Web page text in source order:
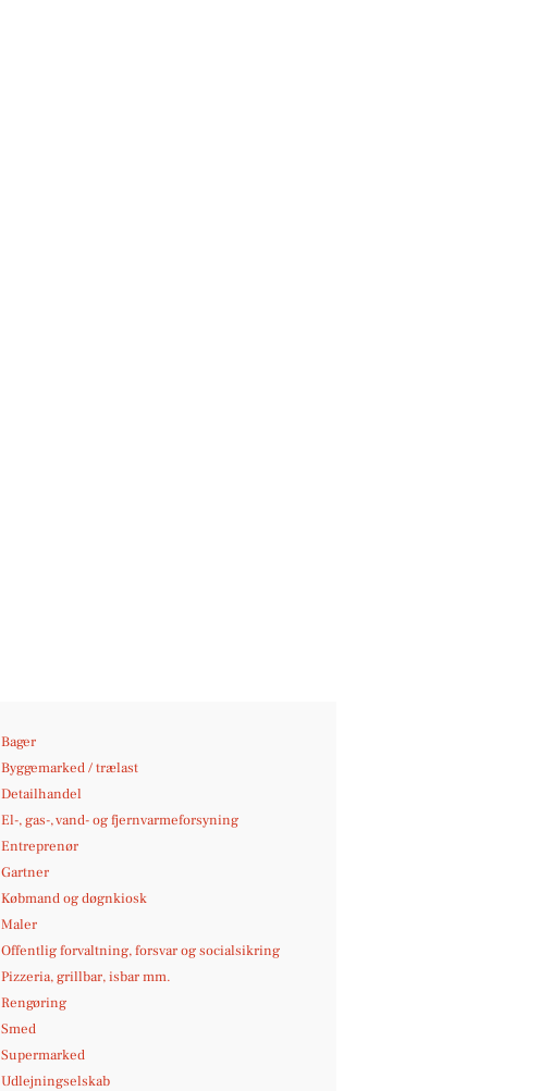
Bager
Byggemarked / trælast
Detailhandel
El-, gas-, vand- og fjernvarmeforsyning
Entreprenør
Gartner
Købmand og døgnkiosk
Maler
Offentlig forvaltning, forsvar og socialsikring
Pizzeria, grillbar, isbar mm.
Rengøring
Smed
Supermarked
Udlejningselskab